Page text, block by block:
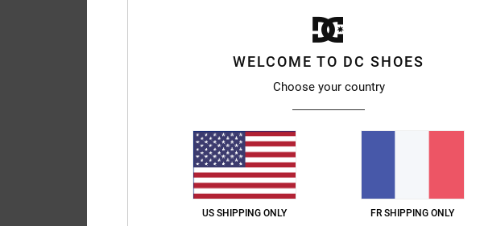
WELCOME TO DC SHOES
Choose your country
US SHIPPING ONLY FR SHIPPING ONLY